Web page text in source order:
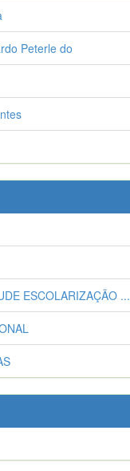
Peterle do
ESCOLARIZAÇÃO ...